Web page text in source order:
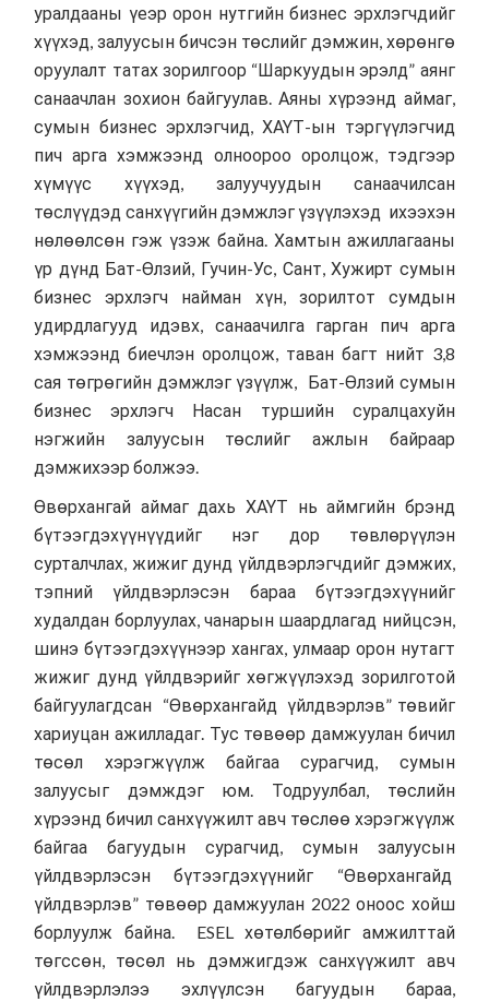
уралдааны үеэр орон нутгийн бизнес эрхлэгчдийг
хүүхэд, залуусын бичсэн төслийг дэмжин, хөрөнгө
оруулалт татах зорилгоор “Шаркуудын эрэлд” аянг
санаачлан зохион байгуулав. Аяны хүрээнд аймаг,
сумын бизнес эрхлэгчид, ХАҮТ-ын тэргүүлэгчид
пич арга хэмжээнд олноороо оролцож, тэдгээр
хүмүүс хүүхэд, залуучуудын санаачилсан
төслүүдэд санхүүгийн дэмжлэг үзүүлэхэд ихээхэн
нөлөөлсөн гэж үзэж байна. Хамтын ажиллагааны
үр дүнд Бат-Өлзий, Гучин-Ус, Сант, Хужирт сумын
бизнес эрхлэгч найман хүн, зорилтот сумдын
удирдлагууд идэвх, санаачилга гарган пич арга
хэмжээнд биечлэн оролцож, таван багт нийт 3,8
сая төгрөгийн дэмжлэг үзүүлж, Бат-Өлзий сумын
бизнес эрхлэгч Насан туршийн суралцахуйн
нэгжийн залуусын төслийг ажлын байраар
дэмжихээр болжээ.
Өвөрхангай аймаг дахь ХАҮТ нь аймгийн брэнд
бүтээгдэхүүнүүдийг нэг дор төвлөрүүлэн
сурталчлах, жижиг дунд үйлдвэрлэгчдийг дэмжих,
тэпний үйлдвэрлэсэн бараа бүтээгдэхүүнийг
худалдан борлуулах, чанарын шаардлагад нийцсэн,
шинэ бүтээгдэхүүнээр хангах, улмаар орон нутагт
жижиг дунд үйлдвэрийг хөгжүүлэхэд зорилготой
байгуулагдсан “Өвөрхангайд үйлдвэрлэв” төвийг
хариуцан ажилладаг. Тус төвөөр дамжуулан бичил
төсөл хэрэгжүүлж байгаа сурагчид, сумын
залуусыг дэмждэг юм. Тодруулбал, төслийн
хүрээнд бичил санхүүжилт авч төслөө хэрэгжүүлж
байгаа багуудын сурагчид, сумын залуусын
үйлдвэрлэсэн бүтээгдэхүүнийг “Өвөрхангайд
үйлдвэрлэв” төвөөр дамжуулан 2022 оноос хойш
борлуулж байна. ESEL хөтөлбөрийг амжилттай
төгссөн, төсөл нь дэмжигдэж санхүүжилт авч
үйлдвэрлэлээ эхлүүлсэн багуудын бараа,